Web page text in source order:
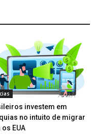
investem em
no intuito de migrar
os EUA